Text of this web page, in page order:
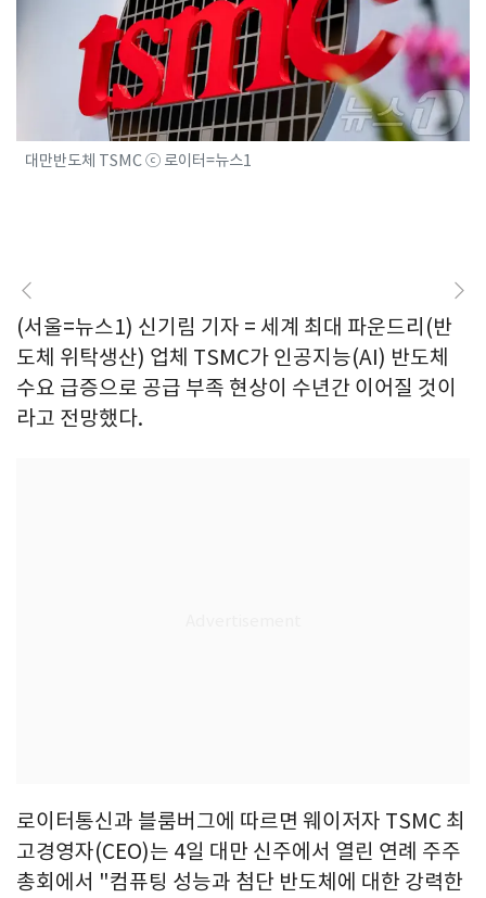
대만반도체 TSMC ⓒ 로이터=뉴스1
(서울=뉴스1) 신기림 기자 = 세계 최대 파운드리(반
도체 위탁생산) 업체 TSMC가 인공지능(AI) 반도체
수요 급증으로 공급 부족 현상이 수년간 이어질 것이
라고 전망했다.
로이터통신과 블룸버그에 따르면 웨이저자 TSMC 최
고경영자(CEO)는 4일 대만 신주에서 열린 연례 주주
총회에서 "컴퓨팅 성능과 첨단 반도체에 대한 강력한